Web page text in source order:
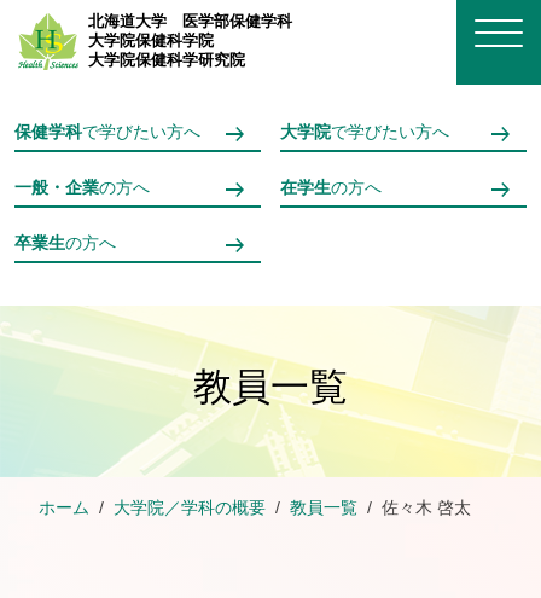
メインコンテンツへスキップ
北海道大学
医学部保健学科
大学院保健科学院
大学院保健科学研究院
保健学科で学びたい方へ 大学院で学びたい方へ
一般・企業の方へ 在学生の方へ
卒業生の方へ
教員一覧
ホーム 大学院／学科の概要 教員一覧 佐々木 啓太